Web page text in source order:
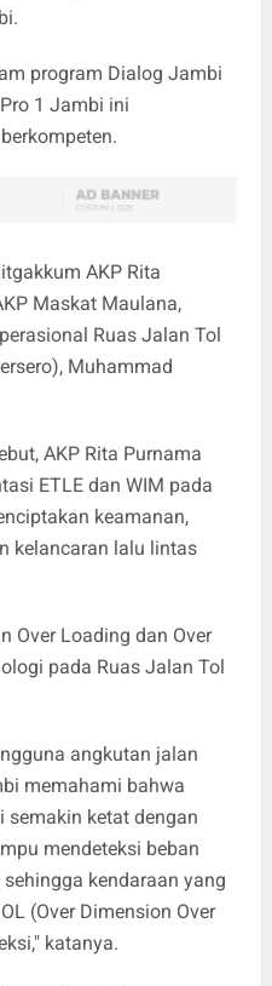
program Dialog Jambi
1 Jambi ini
AKP Rita
Maskat Maulana,
Ruas Jalan Tol
Muhammad
AKP Rita Purnama
ETLE dan WIM pada
keamanan,
kelancaran lalu lintas
Over Loading dan Over
pada Ruas Jalan Tol
angkutan jalan
memahami bahwa
semakin ketat dengan
mendeteksi beban
kendaraan yang
(Over Dimension Over
katanya.